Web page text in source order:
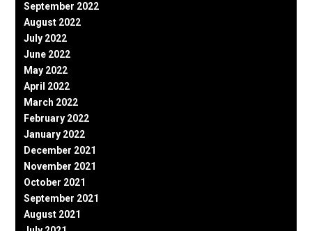
September 2022
August 2022
July 2022
June 2022
May 2022
April 2022
March 2022
February 2022
January 2022
December 2021
November 2021
October 2021
September 2021
August 2021